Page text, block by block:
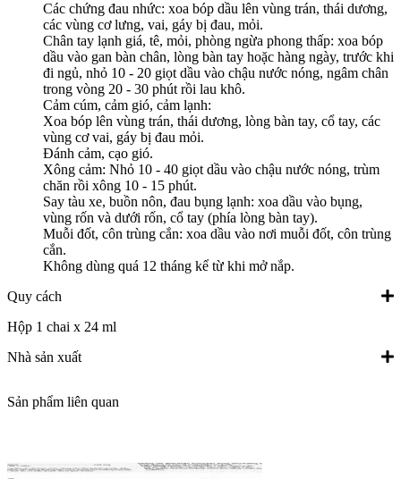
Các chứng đau nhức: xoa bóp dầu lên vùng trán, thái dương,
các vùng cơ lưng, vai, gáy bị đau, mỏi.
Chân tay lạnh giá, tê, mỏi, phòng ngừa phong thấp: xoa bóp
dầu vào gan bàn chân, lòng bàn tay hoặc hàng ngày, trước khi
đi ngủ, nhỏ 10 - 20 giọt dầu vào chậu nước nóng, ngâm chân
trong vòng 20 - 30 phút rồi lau khô.
Cảm cúm, cảm gió, cảm lạnh:
Xoa bóp lên vùng trán, thái dương, lòng bàn tay, cổ tay, các
vùng cơ vai, gáy bị đau mỏi.
Đánh cảm, cạo gió.
Xông cảm: Nhỏ 10 - 40 giọt dầu vào chậu nước nóng, trùm
chăn rồi xông 10 - 15 phút.
Say tàu xe, buồn nôn, đau bụng lạnh: xoa dầu vào bụng,
vùng rốn và dưới rốn, cổ tay (phía lòng bàn tay).
Muỗi đốt, côn trùng cắn: xoa dầu vào nơi muỗi đốt, côn trùng
cắn.
Không dùng quá 12 tháng kể từ khi mở nắp.
Quy cách
Hộp 1 chai x 24 ml
Nhà sản xuất
Sản phẩm liên quan